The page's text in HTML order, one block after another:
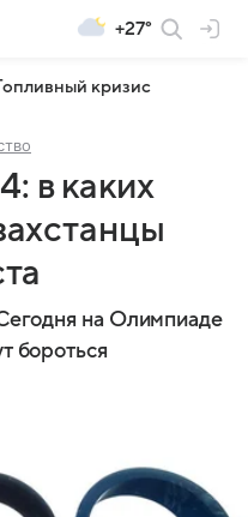
+27°
кризис
в каких
на Олимпиаде
бороться